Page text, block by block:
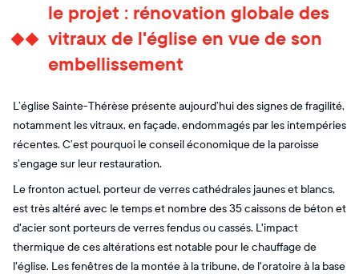
le projet : rénovation globale des
vitraux de l'église en vue de son
embellissement
L’église Sainte-Thérèse présente aujourd’hui des signes de fragilité,
notamment les vitraux, en façade, endommagés par les intempéries
récentes. C’est pourquoi le conseil économique de la paroisse
s’engage sur leur restauration.
Le fronton actuel, porteur de verres cathédrales jaunes et blancs,
est très altéré avec le temps et nombre des 35 caissons de béton et
d'acier sont porteurs de verres fendus ou cassés. L'impact
thermique de ces altérations est notable pour le chauffage de
l'église. Les fenêtres de la montée à la tribune, de l'oratoire à la base